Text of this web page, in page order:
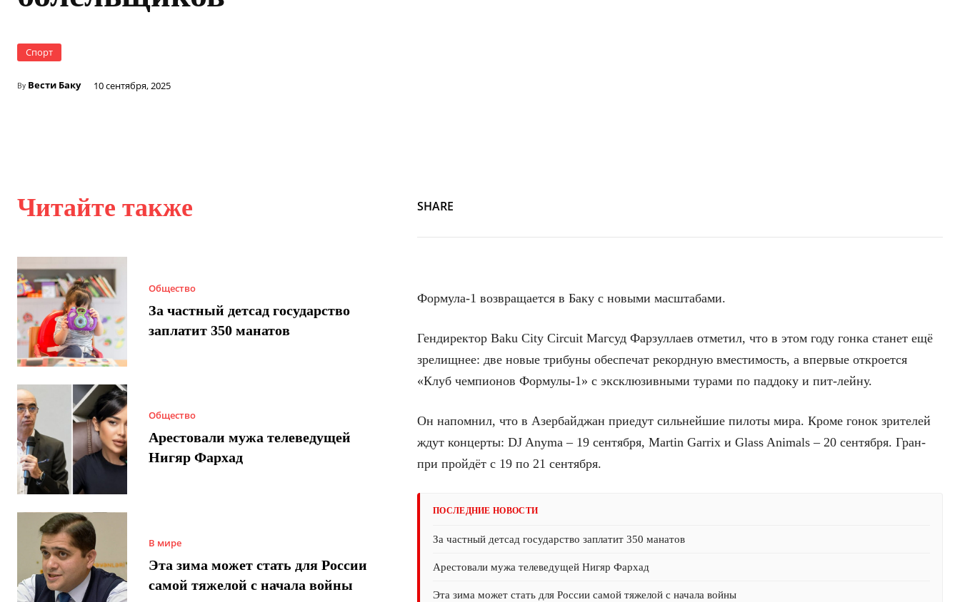
Спорт
By Вести Баку 10 сентября, 2025
Читайте также
Общество
За частный детсад государство
заплатит 350 манатов
Общество
Арестовали мужа телеведущей
Нигяр Фархад
В мире
Эта зима может стать для России
самой тяжелой с начала войны
SHARE
Формула-1 возвращается в Баку с новыми масштабами.
Гендиректор Baku City Circuit Магсуд Фарзуллаев отметил, что в этом году гонка станет ещё
зрелищнее: две новые трибуны обеспечат рекордную вместимость, а впервые откроется
«Клуб чемпионов Формулы-1» с эксклюзивными турами по паддоку и пит-лейну.
Он напомнил, что в Азербайджан приедут сильнейшие пилоты мира. Кроме гонок зрителей
ждут концерты: DJ Anyma – 19 сентября, Martin Garrix и Glass Animals – 20 сентября. Гран-
при пройдёт с 19 по 21 сентября.
ПОСЛЕДНИЕ НОВОСТИ
За частный детсад государство заплатит 350 манатов
Арестовали мужа телеведущей Нигяр Фархад
Эта зима может стать для России самой тяжелой с начала войны